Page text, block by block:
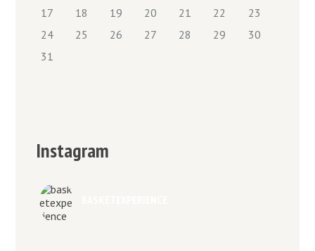
17
18 19 20 21 22
23
24
25 26 27 28 29
30
31
Instagram